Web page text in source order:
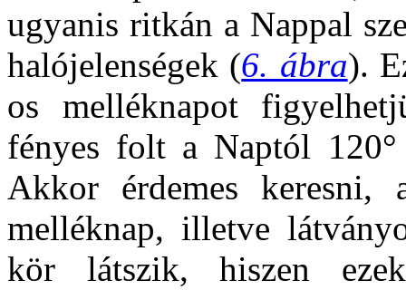
ugyanis ritkán a Nappal
halójelenségek (6. ábra).
os melléknapot
fényes folt a Naptól 120°
Akkor érdemes keresni,
melléknap, illetve
kör látszik, hiszen